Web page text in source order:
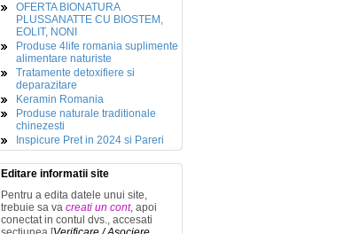
OFERTA BIONATURA
PLUSSANATTE CU BIOSTEM,
EOLIT, NONI
Produse 4life romania suplimente
alimentare naturiste
Tratamente detoxifiere si
deparazitare
Keramin Romania
Produse naturale traditionale
chinezesti
Inspicure Pret in 2024 si Pareri
Editare informatii site
Pentru a edita datele unui site,
trebuie sa va creati un cont, apoi
conectat in contul dvs., accesati